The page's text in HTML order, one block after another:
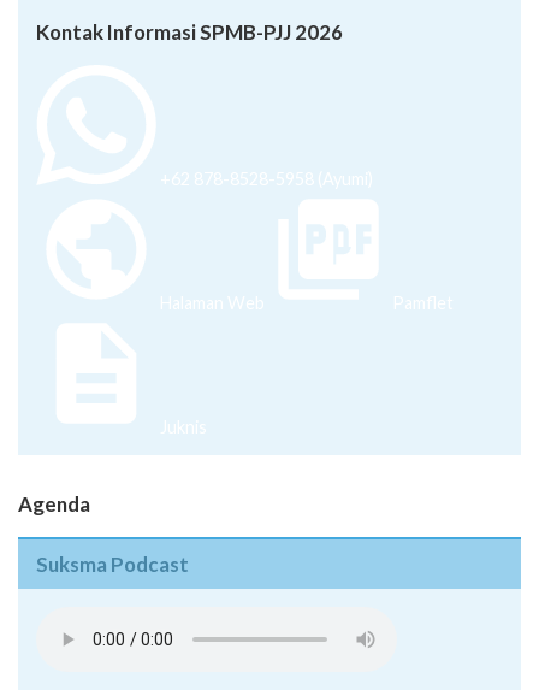
Kontak Informasi SPMB-PJJ 2026
+62 878-8528-5958 (Ayumi)
Halaman Web Pamflet
Juknis
Agenda
Suksma Podcast